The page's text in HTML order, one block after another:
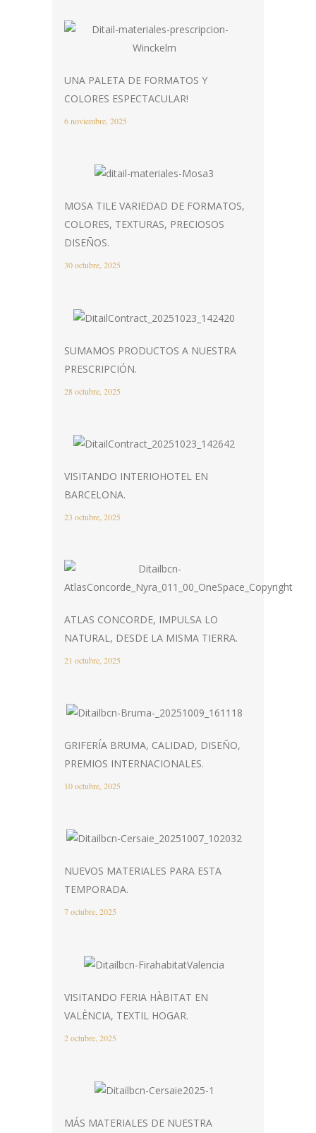
UNA PALETA DE FORMATOS Y
COLORES ESPECTACULAR!
6 noviembre, 2025
MOSA TILE VARIEDAD DE FORMATOS,
COLORES, TEXTURAS, PRECIOSOS
DISEÑOS.
30 octubre, 2025
SUMAMOS PRODUCTOS A NUESTRA
PRESCRIPCIÓN.
28 octubre, 2025
VISITANDO INTERIOHOTEL EN
BARCELONA.
23 octubre, 2025
ATLAS CONCORDE, IMPULSA LO
NATURAL, DESDE LA MISMA TIERRA.
21 octubre, 2025
GRIFERÍA BRUMA, CALIDAD, DISEÑO,
PREMIOS INTERNACIONALES.
10 octubre, 2025
NUEVOS MATERIALES PARA ESTA
TEMPORADA.
7 octubre, 2025
VISITANDO FERIA HÀBITAT EN
VALÈNCIA, TEXTIL HOGAR.
2 octubre, 2025
MÁS MATERIALES DE NUESTRA